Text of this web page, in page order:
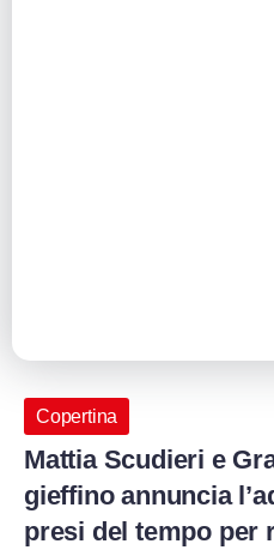
Copertina
Mattia Scudieri e
gieffino annuncia
presi del tempo per